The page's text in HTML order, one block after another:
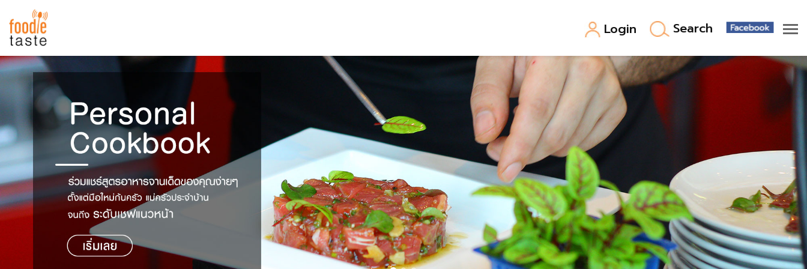
Login Search
สูตรอาหาร
สูตรอาหารล่าสุด
Top Foodie
พาไปชิม
สารพันก้นครัว
เคล็ดลับน่ารู้
เปรียบเทียบหน่วยการตวง
เปรียบเทียบอุณหภูมิ
เปรียบเทียบน้ำหนักวัตถุดิบ
FoodPedia
สร้าง Cookbook